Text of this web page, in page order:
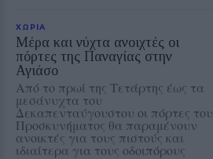
ΧΩΡΙΑ
Μέρα και νύχτα ανοιχτές οι
πόρτες της Παναγίας στην
Αγιάσο
Από το πρωί της Τετάρτης έως τα
μεσάνυχτα του
Δεκαπενταύγουστου οι πόρτες του
Προσκυνήματος θα παραμένουν
ανοικτές για τους πιστούς και
ιδιαίτερα για τους οδοιπόρους